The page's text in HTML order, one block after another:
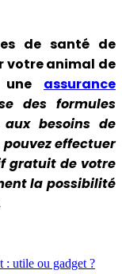
de santé de
votre animal de
une assurance
des formules
aux besoins de
effectuer
gratuit de votre
la possibilité
: utile ou gadget ?